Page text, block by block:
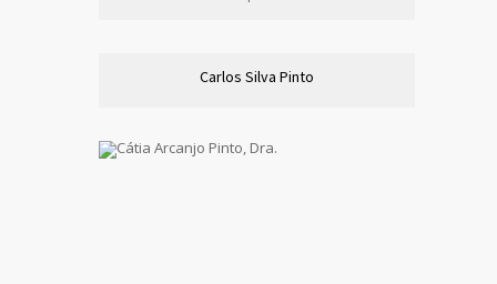
Carlos Silva Pinto